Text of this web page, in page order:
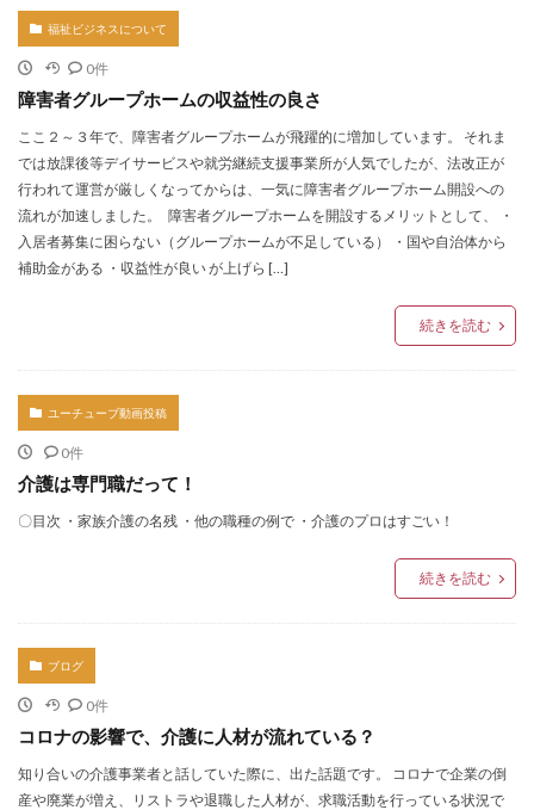
福祉ビジネスについて
0件
障害者グループホームの収益性の良さ
ここ２～３年で、障害者グループホームが飛躍的に増加しています。 それま
では放課後等デイサービスや就労継続支援事業所が人気でしたが、法改正が
行われて運営が厳しくなってからは、一気に障害者グループホーム開設への
流れが加速しました。 障害者グループホームを開設するメリットとして、 ・
入居者募集に困らない（グループホームが不足している） ・国や自治体から
補助金がある ・収益性が良い が上げら […]
続きを読む
ユーチューブ動画投稿
0件
介護は専門職だって！
〇目次 ・家族介護の名残 ・他の職種の例で ・介護のプロはすごい！
続きを読む
ブログ
0件
コロナの影響で、介護に人材が流れている？
知り合いの介護事業者と話していた際に、出た話題です。 コロナで企業の倒
産や廃業が増え、リストラや退職した人材が、求職活動を行っている状況で